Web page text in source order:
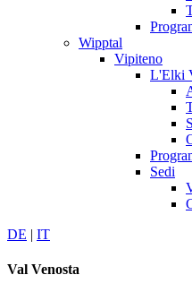
Wipptal
Vipiteno
L'Elki
Sedi
DE | IT
Val Venosta